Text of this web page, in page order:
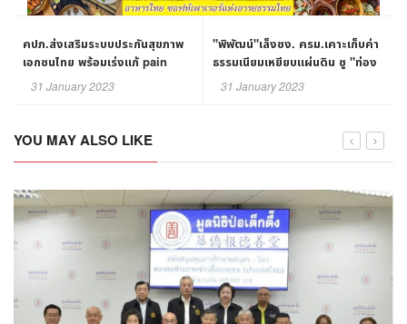
คปภ.ส่งเสริมระบบประกันสุขภาพ
เอกชนไทย พร้อมเร่งแก้ pain
points ให้ผู้ทำประกัน
31 January 2023
"พิพัฒน์"เล็งชง. ครม.เคาะเก็บค่า
ธรรมเนียมเหยียบแผ่นดิน ชู "ท่อง
เที่ยว" เป็น วาระแห่งชาติ
31 January 2023
YOU MAY ALSO LIKE